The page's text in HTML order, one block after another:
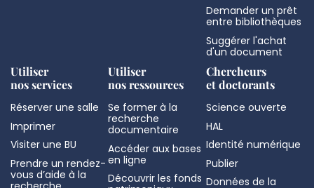
Demander un prêt
entre bibliothèques
Suggérer l'achat
d'un document
Utiliser
nos services
Réserver une salle
Imprimer
Visiter une BU
Prendre un rendez-
vous d’aide à la
Utiliser
nos ressources
Se former à la
recherche
documentaire
Accéder aux bases
en ligne
Découvrir les fonds
Chercheurs
et doctorants
Science ouverte
HAL
Identité numérique
Publier
Données de la